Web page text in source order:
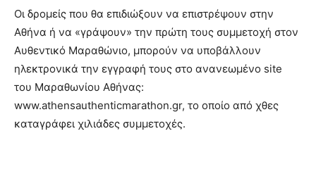
Οι δρομείς που θα επιδιώξουν να επιστρέψουν στην
Αθήνα ή να «γράψουν» την πρώτη τους συμμετοχή στον
Αυθεντικό Μαραθώνιο, μπορούν να υποβάλλουν
ηλεκτρονικά την εγγραφή τους στο ανανεωμένο site
του Μαραθωνίου Αθήνας:
www.athensauthenticmarathon.gr, το οποίο από χθες
καταγράφει χιλιάδες συμμετοχές.